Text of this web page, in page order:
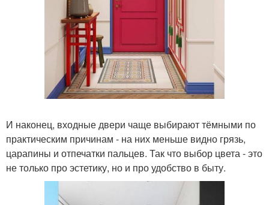
И наконец, входные двери чаще выбирают тёмными по
практическим причинам - на них меньше видно грязь,
царапины и отпечатки пальцев. Так что выбор цвета - это
не только про эстетику, но и про удобство в быту.